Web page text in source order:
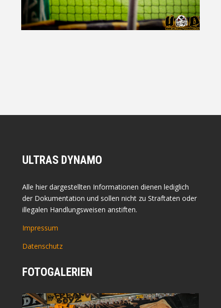
ULTRAS DYNAMO
Alle hier dargestellten Informationen dienen lediglich
der Dokumentation und sollen nicht zu Straftaten oder
illegalen Handlungsweisen anstiften.
Impressum
Datenschutz
FOTOGALERIEN